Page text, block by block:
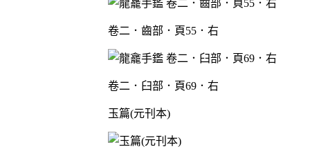
卷二．齒部．頁55．右
卷二．臼部．頁69．右
玉篇(元刊本)